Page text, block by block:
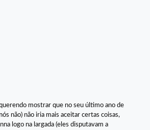
mostrar que no seu último ano de
não) não iria mais aceitar certas coisas,
logo na largada (eles disputavam a